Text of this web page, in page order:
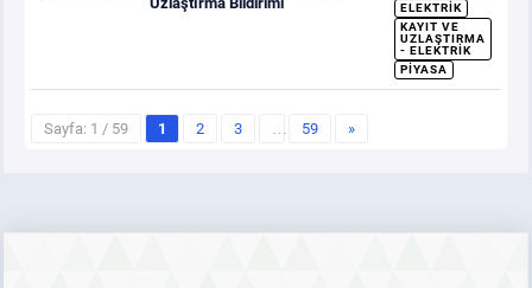
ELEKTRIK
KAYIT VE
UZLAŞTIRMA
- ELEKTRIK
PIYASA
Sayfa: 1 / 59 1 2 3 … 59 »